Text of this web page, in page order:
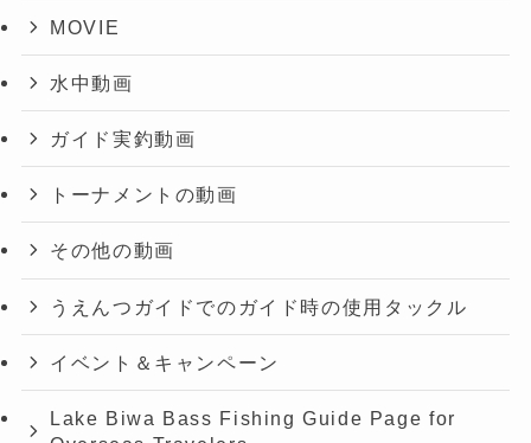
MOVIE
水中動画
ガイド実釣動画
トーナメントの動画
その他の動画
うえんつガイドでのガイド時の使用タックル
イベント＆キャンペーン
Lake Biwa Bass Fishing Guide Page for